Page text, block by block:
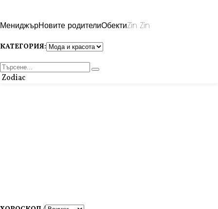
МениджърНовите родителиОбектиZin Zin
КАТЕГОРИЯ:
Zodiac